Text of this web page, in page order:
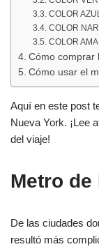
COLOR
COLOR
COLOR
Cómo comprar
Cómo usar el
Aquí en este post
Nueva York. ¡Lee
del viaje!
Metro de
De las ciudades
resultó más